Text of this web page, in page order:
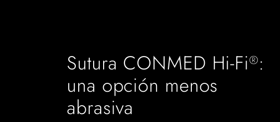
Sutura CONMED Hi-Fi®:
una opción menos
abrasiva